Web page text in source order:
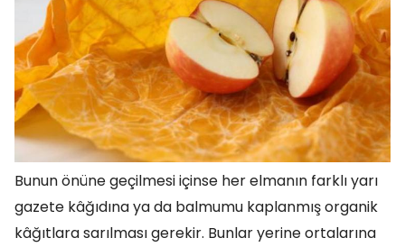
Bunun önüne geçilmesi içinse her elmanın farklı yarı
gazete kâğıdına ya da balmumu kaplanmış organik
kâğıtlara sarılması gerekir. Bunlar yerine ortalarına